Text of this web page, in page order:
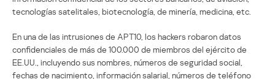
tecnologías satelitales, biotecnología, de minería, medicina, etc.
En una de las intrusiones de APT10, los hackers robaron datos
confidenciales de más de 100.000 de miembros del ejército de
EE.UU., incluyendo sus nombres, números de seguridad social,
fechas de nacimiento, información salarial, números de teléfono